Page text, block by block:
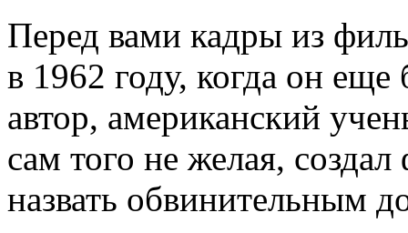
Перед вами кадры из
в 1962 году, когда он
автор, американский
сам того не желая,
назвать обвинительным